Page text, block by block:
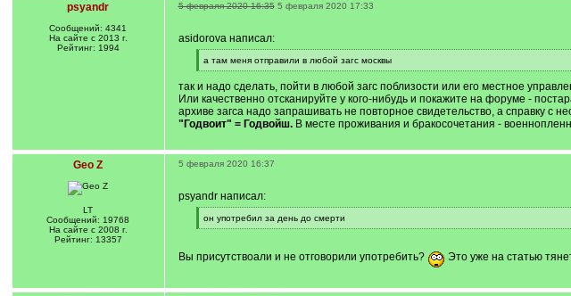
psyandr
Сообщений: 4341
На сайте с 2013 г.
Рейтинг: 1994
5 февраля 2020 16:35 5 февраля 2020 17:33
asidorova написал:
[
q
а там меня отправили в любой загс москвы
[
q
]
так и надо сделать, пойти в любой загс поблизости или его местное
Или качественно отсканируйте у кого-нибудь и покажите на форуме -
архиве загса надо запрашивать не повторное свидетельство, а справку с
"Годвоит" = Годвойш.В месте проживания и бракосочетания -
Geo Z
LT
Сообщений: 19768
На сайте с 2008 г.
Рейтинг: 13357
5 февраля 2020 16:37
psyandr написал:
[
q
он употребил за день до смерти
[
]
Вы присутствоали и не отговорили употребить? Это уже на статью